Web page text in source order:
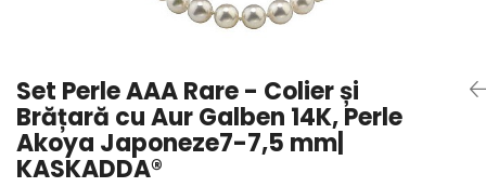
Seturi Perle cu Argint
Pandantive cu Perle
Brose cu Perle
Set Perle AAA Rare - Colier și
Brățară cu Aur Galben 14K, Perle
Akoya Japoneze7-7,5 mm|
KASKADDA®